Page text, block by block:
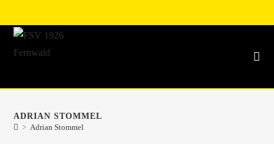
ADRIAN STOMMEL
> Adrian Stommel